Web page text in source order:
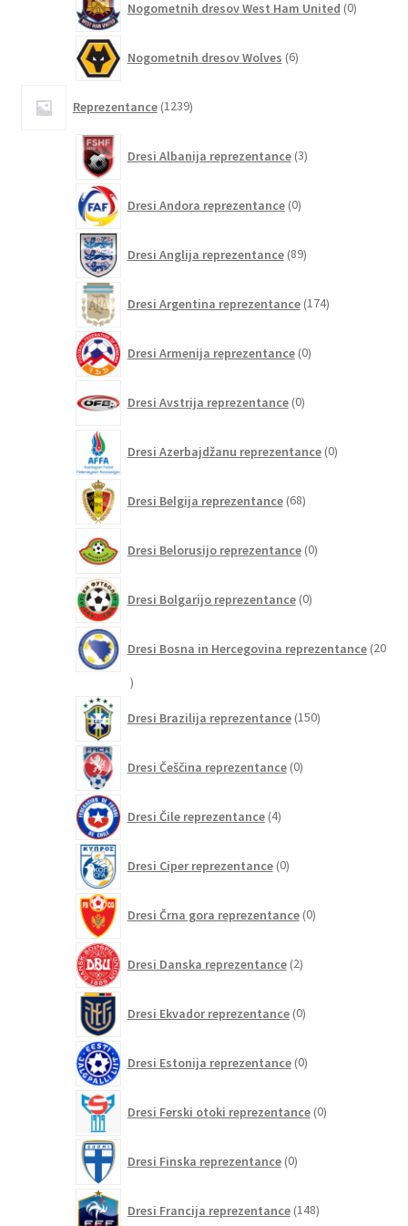
Nogometnih dresov West Ham United 0izdelkov
Nogometnih dresov Wolves 6izdelkov
Reprezentance 1239izdelkov
Dresi Albanija reprezentance 3izdelki
Dresi Andora reprezentance 0izdelkov
Dresi Anglija reprezentance 89izdelkov
Dresi Argentina reprezentance 174izdelkov
Dresi Armenija reprezentance 0izdelkov
Dresi Avstrija reprezentance 0izdelkov
Dresi Azerbajdžanu reprezentance 0izdelkov
Dresi Belgija reprezentance 68izdelkov
Dresi Belorusijo reprezentance 0izdelkov
Dresi Bolgarijo reprezentance 0izdelkov
Dresi Bosna in Hercegovina reprezentance 20
20
Dresi Brazilija reprezentance 150izdelkov
Dresi Češčina reprezentance 0izdelkov
Dresi Čile reprezentance 4izdelki
Dresi Ciper reprezentance 0izdelkov
Dresi Črna gora reprezentance 0izdelkov
Dresi Danska reprezentance 2izdelka
Dresi Ekvador reprezentance 0izdelkov
Dresi Estonija reprezentance 0izdelkov
Dresi Ferski otoki reprezentance 0izdelkov
Dresi Finska reprezentance 0izdelkov
Dresi Francija reprezentance 148izdelkov